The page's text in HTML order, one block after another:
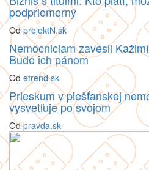
podpriemerný
OdprojektN.sk
Nemocniciam zavesil
Bude ich pánom
Od etrend.sk
Prieskum v piešťanskej
vysvetľuje po svojom
Odpravda.sk